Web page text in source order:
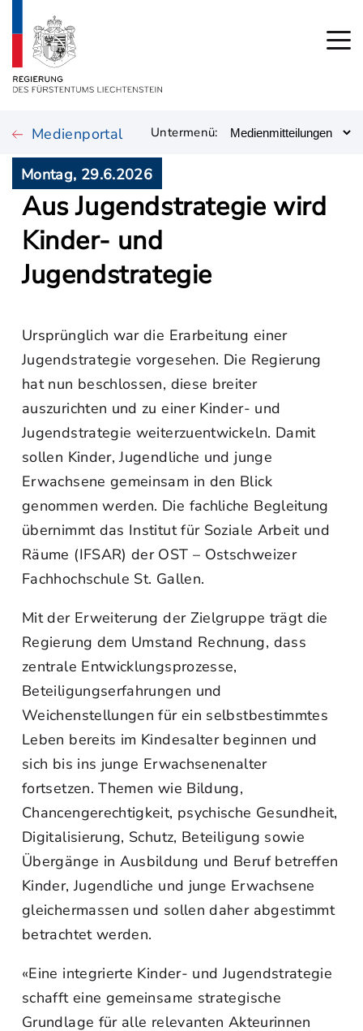
Medienportal Untermenü:
Montag, 29.6.2026
Aus Jugendstrategie wird
Kinder- und
Jugendstrategie
Ursprünglich war die Erarbeitung einer
Jugendstrategie vorgesehen. Die Regierung
hat nun beschlossen, diese breiter
auszurichten und zu einer Kinder- und
Jugendstrategie weiterzuentwickeln. Damit
sollen Kinder, Jugendliche und junge
Erwachsene gemeinsam in den Blick
genommen werden. Die fachliche Begleitung
übernimmt das Institut für Soziale Arbeit und
Räume (IFSAR) der OST – Ostschweizer
Fachhochschule St. Gallen.
Mit der Erweiterung der Zielgruppe trägt die
Regierung dem Umstand Rechnung, dass
zentrale Entwicklungsprozesse,
Beteiligungserfahrungen und
Weichenstellungen für ein selbstbestimmtes
Leben bereits im Kindesalter beginnen und
sich bis ins junge Erwachsenenalter
fortsetzen. Themen wie Bildung,
Chancengerechtigkeit, psychische Gesundheit,
Digitalisierung, Schutz, Beteiligung sowie
Übergänge in Ausbildung und Beruf betreffen
Kinder, Jugendliche und junge Erwachsene
gleichermassen und sollen daher abgestimmt
betrachtet werden.
«Eine integrierte Kinder- und Jugendstrategie
schafft eine gemeinsame strategische
Grundlage für alle relevanten Akteurinnen